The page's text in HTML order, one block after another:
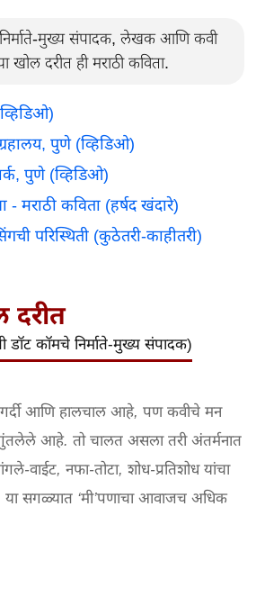
निर्माते-मुख्य संपादक, लेखक आणि कवी
खोल दरीत ही मराठी कविता.
पुणे (व्हिडिओ)
पुणे (व्हिडिओ)
- मराठी कविता (हर्षद खंदारे)
परिस्थिती (कुठेतरी-काहीतरी)
दरीत
डॉट कॉमचे निर्माते-मुख्य संपादक)
गर्दी आणि हालचाल आहे, पण कवीचे मन
गुंतलेले आहे. तो चालत असला तरी अंतर्मनात
वाईट, नफा-तोटा, शोध-प्रतिशोध यांचा
सगळ्यात ‘मी’पणाचा आवाजच अधिक